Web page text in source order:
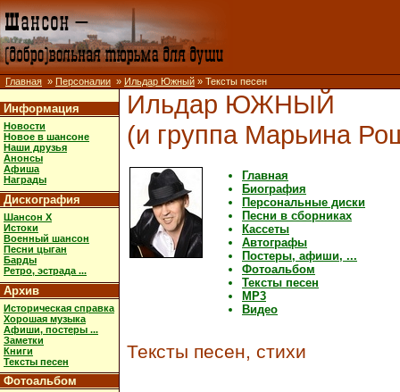
Главная » Персоналии » Ильдар Южный » Тексты песен
Информация
Новости
Новое в шансоне
Наши друзья
Анонсы
Афиша
Награды
Дискография
Шансон X
Истоки
Военный шансон
Песни цыган
Барды
Ретро, эстрада ...
Архив
Историческая справка
Хорошая музыка
Афиши, постеры ...
Заметки
Книги
Тексты песен
Фотоальбом
Ильдар ЮЖНЫЙ
(и группа Марьина
Главная
Биография
Персональные диски
Песни в сборниках
Кассеты
Автографы
Постеры, афиши, ...
Фотоальбом
Тексты песен
MP3
Видео
Тексты песен, стихи